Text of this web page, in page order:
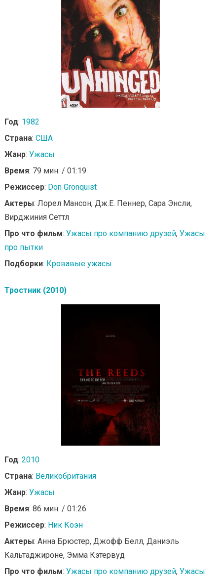
Год: 1982
Страна: США
Жанр: Ужасы
Время: 79 мин. / 01:19
Режиссер: Don Gronquist
Актеры: Лорел Мансон, Дж.Е. Пеннер, Сара Энсли,
Вирджиния Сеттл
Про что фильм: Ужасы про компанию друзей, Ужасы
про пытки
Подборки: Кровавые ужасы
Тростник (2010)
Год: 2010
Страна: Великобритания
Жанр: Ужасы
Время: 86 мин. / 01:26
Режиссер: Ник Коэн
Актеры: Анна Брюстер, Джофф Белл, Даниэль
Кальтаджироне, Эмма Кэтервуд
Про что фильм: Ужасы про компанию друзей, Ужасы